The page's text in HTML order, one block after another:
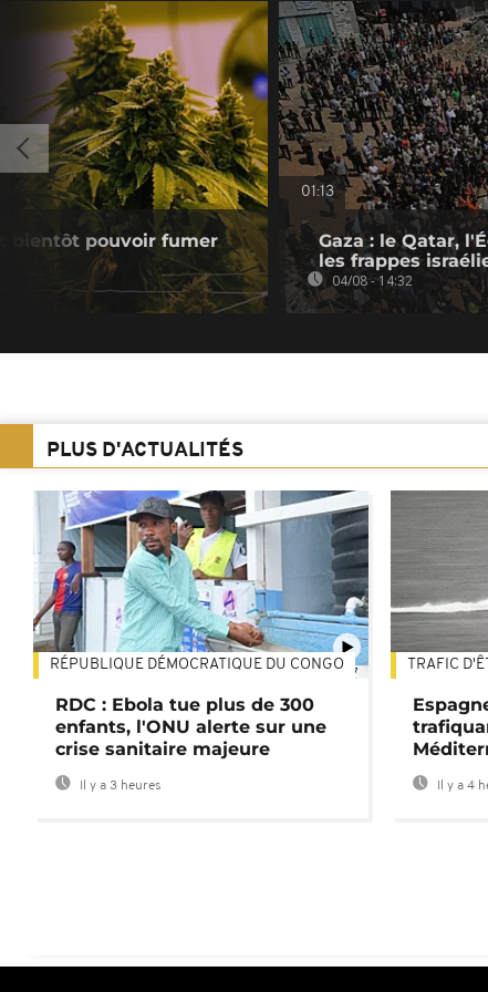
bientôt pouvoir fumer
01:13
Gaza : le Qatar,
les frappes
04/08 - 14:32
PLUS D'ACTUALITÉS
01:47
RÉPUBLIQUE DÉMOCRATIQUE DU CONGO
RDC : Ebola tue plus de 300
enfants, l'ONU alerte sur une
crise sanitaire majeure
Il y a 3 heures
TRAFIC
Il y a 4